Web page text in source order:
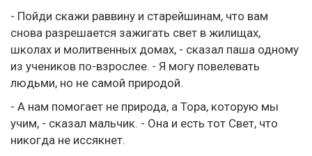
- Пойди скажи раввину и старейшинам, что вам
снова разрешается зажигать свет в жилищах,
школах и молитвенных домах, - сказал паша одному
из учеников по-взрослее. - Я могу повелевать
людьми, но не самой природой.
- А нам помогает не природа, а Тора, которую мы
учим, - сказал мальчик. - Она и есть тот Свет, что
никогда не иссякнет.